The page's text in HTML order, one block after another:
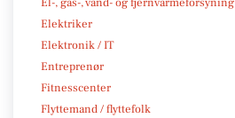
Elektriker
Elektronik / IT
Entreprenør
Fitnesscenter
Flyttemand / flyttefolk